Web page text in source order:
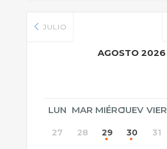
JULIO
AGOSTO 2026
LUN MAR MIÉRCJUEV VIER
27 28 29 30 31